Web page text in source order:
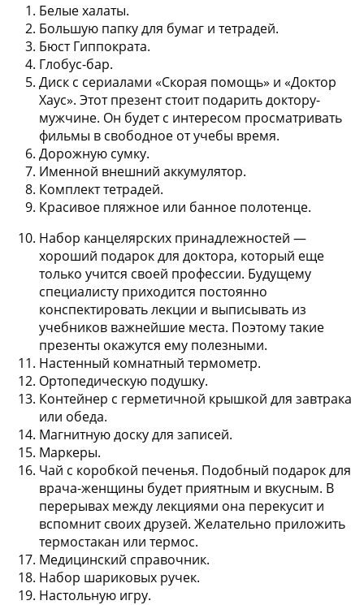
Белые халаты.
Большую папку для бумаг и тетрадей.
Бюст Гиппократа.
Глобус-бар.
Диск с сериалами «Скорая помощь» и «Доктор
Хаус». Этот презент стоит подарить доктору-
мужчине. Он будет с интересом просматривать
фильмы в свободное от учебы время.
Дорожную сумку.
Именной внешний аккумулятор.
Комплект тетрадей.
Красивое пляжное или банное полотенце.
Набор канцелярских принадлежностей —
хороший подарок для доктора, который еще
только учится своей профессии. Будущему
специалисту приходится постоянно
конспектировать лекции и выписывать из
учебников важнейшие места. Поэтому такие
презенты окажутся ему полезными.
Настенный комнатный термометр.
Ортопедическую подушку.
Контейнер с герметичной крышкой для завтрака
или обеда.
Магнитную доску для записей.
Маркеры.
Чай с коробкой печенья. Подобный подарок для
врача-женщины будет приятным и вкусным. В
перерывах между лекциями она перекусит и
вспомнит своих друзей. Желательно приложить
термостакан или термос.
Медицинский справочник.
Набор шариковых ручек.
Настольную игру.